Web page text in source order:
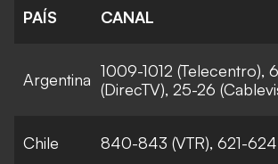
PAÍS CANAL
Argentina 1009-1012 (Telecentro),
(DirecTV), 25-26
Chile 840-843 (VTR), 621-624